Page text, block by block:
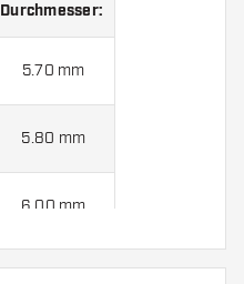
Durchmesser:
5.70 mm
5.80 mm
6.00 mm